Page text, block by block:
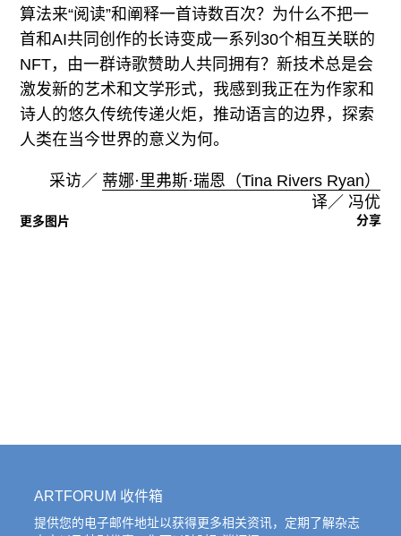
算法来“阅读”和阐释一首诗数百次？为什么不把一
首和AI共同创作的长诗变成一系列30个相互关联的
NFT，由一群诗歌赞助人共同拥有？新技术总是会
激发新的艺术和文学形式，我感到我正在为作家和
诗人的悠久传统传递火炬，推动语言的边界，探索
人类在当今世界的意义为何。
采访／ 蒂娜·里弗斯·瑞恩（Tina Rivers Ryan）
译／ 冯优
更多图片 分享
ARTFORUM 收件箱
提供您的电子邮件地址以获得更多相关资讯，定期了解杂志